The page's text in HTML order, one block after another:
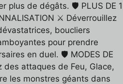
plus de dégâts. 🛡️ PLUS DE 1
⚔️ Déverrouillez
boucliers
pour prendre
en duel. 🛡️ MODES DE
des attaques de Feu, Glace,
les monstres géants dans